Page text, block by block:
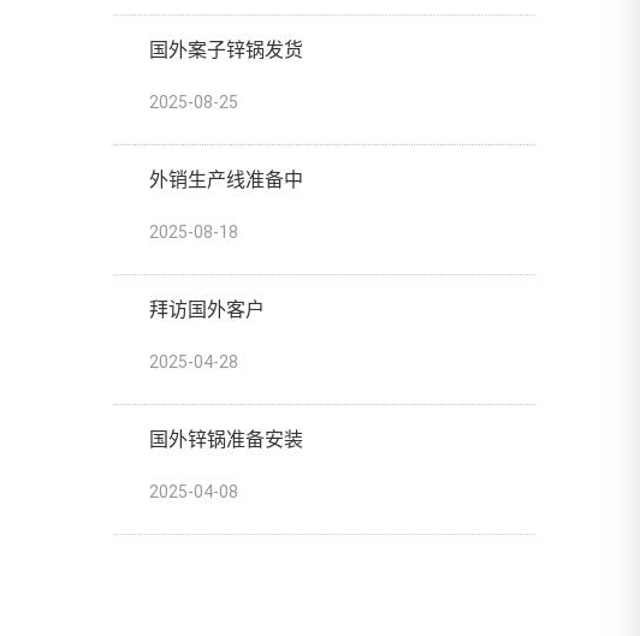
国外案子锌锅发货
2025-08-25
外销生产线准备中
2025-08-18
拜访国外客户
2025-04-28
国外锌锅准备安装
2025-04-08